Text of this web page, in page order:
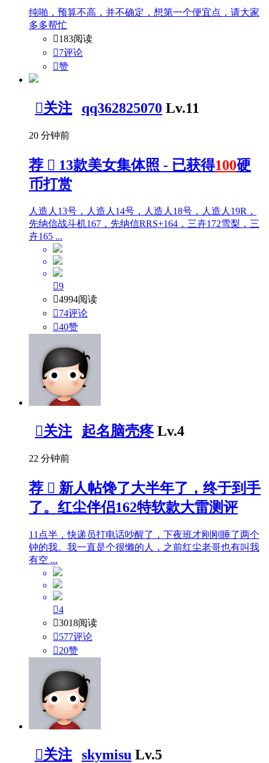
纯啪，预算不高，并不确定，想第一个便宜点，请大家
多多帮忙
183阅读
7评论
赞
关注 qq362825070 Lv.11
20 分钟前
荐  13款美女集体照 - 已获得100硬
币打赏
人造人13号，人造人14号，人造人18号，人造人19R，
先纳信战斗机167，先纳信RRS+164，三卉172雪梨，三
卉165 ...
9
4994阅读
74评论
40赞
关注 起名脑壳疼 Lv.4
22 分钟前
荐  新人帖馋了大半年了，终于到手
了。红尘伴侣162特软款大雷测评
11点半，快递员打电话吵醒了，下夜班才刚刚睡了两个
钟的我。我一直是个很懒的人，之前红尘老哥也有叫我
有空 ...
4
3018阅读
577评论
20赞
关注 skymisu Lv.5